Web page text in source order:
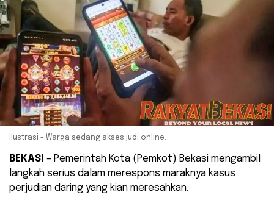
Ilustrasi - Warga sedang akses judi online.
BEKASI – Pemerintah Kota (Pemkot) Bekasi mengambil
langkah serius dalam merespons maraknya kasus
perjudian daring yang kian meresahkan.